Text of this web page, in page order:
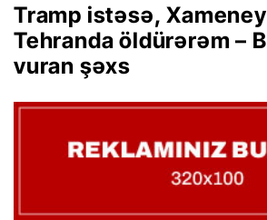
Tramp istəsə,
Tehranda öldürərəm –
vuran şəxs